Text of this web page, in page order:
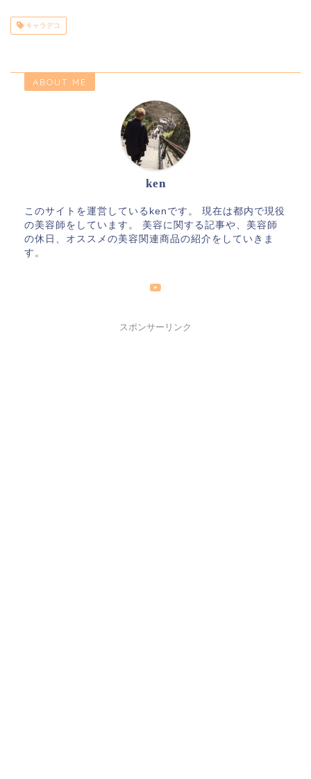
キャラデコ
ABOUT ME
ken
このサイトを運営しているkenです。 現在は都内で現役
の美容師をしています。 美容に関する記事や、美容師
の休日、オススメの美容関連商品の紹介をしていきま
す。
スポンサーリンク